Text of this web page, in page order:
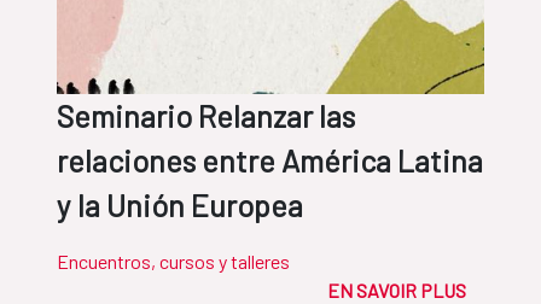
Seminario Relanzar las
relaciones entre América Latina
y la Unión Europea
Encuentros, cursos y talleres
EN SAVOIR PLUS